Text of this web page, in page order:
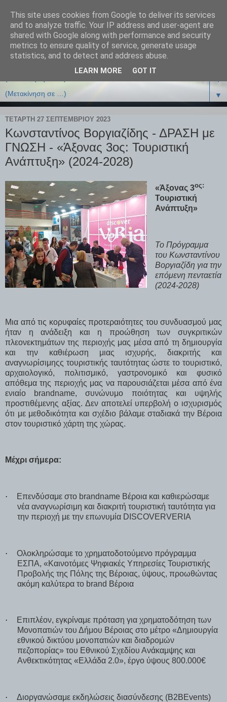
▼
▼
ΤΕΤΆΡΤΗ 27 ΣΕΠΤΕΜΒΡΊΟΥ 2023
Κωνσταντίνος Βοργιαζίδης - ΔΡΑΣΗ με
ΓΝΩΣΗ - «Άξονας 3ος: Τουριστική
Ανάπτυξη» (2024-2028)
«Άξονας 3ος:
Τουριστική
Ανάπτυξη»
Το Πρόγραμμα
του Κωνσταντίνου
Βοργιαζίδη για την
επόμενη πενταετία
(2024-2028)
Μια από τις κορυφαίες προτεραιότητες του συνδυασμού μας
ήταν η ανάδειξη και η προώθηση των συγκριτικών
πλεονεκτημάτων της περιοχής μας μέσα από τη δημιουργία
και την καθιέρωση μιας ισχυρής, διακριτής και
αναγνωρίσιμηςς τουριστικής ταυτότητας ώστε το τουριστικό,
αρχαιολογικό, πολιτισμικό, γαστρονομικό και φυσικό
απόθεμα της περιοχής μας να παρουσιάζεται μέσα από ένα
ενιαίο
brandname, συνώνυμο ποιότητας και υψηλής
προστιθέμενης αξίας. Δεν αποτελεί υπερβολή ο ισχυρισμός
ότι με μεθοδικότητα και σχέδιο βάλαμε σταδιακά την Βέροια
στον τουριστικό χάρτη της χώρας.
Μέχρι σήμερα:
· Επενδύσαμε στο brandname Βέροια και καθιερώσαμε
νέα αναγνωρίσιμη και διακριτή τουριστική ταυτότητα για
την περιοχή με την επωνυμία DISCOVERVERIA
·
Ολοκληρώσαμε το χρηματοδοτούμενο πρόγραμμα
ΕΣΠΑ, «Καινοτόμες Ψηφιακές Υπηρεσίες Τουριστικής
Προβολής της Πόλης της Βέροιας, ύψους, προωθώντας
ακόμη καλύτερα το brand Βέροια
·
Επιπλέον, εγκρίναμε πρόταση για χρηματοδότηση των
Μονοπατιών του Δήμου Βέροιας στο μέτρο «Δημιουργία
εθνικού δικτύου μονοπατιών και διαδρομών
πεζοπορίας» του Εθνικού Σχεδίου Ανάκαμψης και
Ανθεκτικότητας «Ελλάδα 2.0», έργο ύψους 800.000€
· Διοργανώσαμε εκδηλώσεις διασύνδεσης (B2BEvents)
This site uses cookies from Google to deliver its services
and to analyze traffic. Your IP address and user-agent are
shared with Google along with performance and security
metrics to ensure quality of service, generate usage
statistics, and to detect and address abuse.
LEARN MORE GOT IT